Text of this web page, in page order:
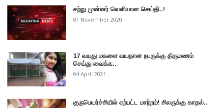
சற்று முன்னர் வெளியான செய்தி..!
01 November 2020
17 வயது மகளை வயதான நபருக்கு திருமணம்
செய்து வைக்க..
04 April 2021
குருபெயர்ச்சியில் ஏற்பட்ட மாற்றம்! சிலருக்கு காதல்..